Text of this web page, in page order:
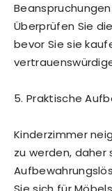
Überprüfen Sie
bevor Sie sie
5. Praktische
Kinderzimmer
zu werden, daher